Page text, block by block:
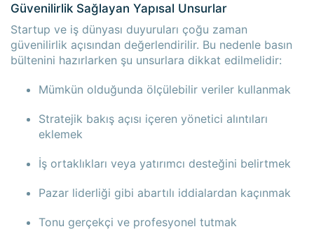
Güvenilirlik Sağlayan Yapısal Unsurlar
Startup ve iş dünyası duyuruları çoğu zaman
güvenilirlik açısından değerlendirilir. Bu nedenle basın
bültenini hazırlarken şu unsurlara dikkat edilmelidir:
Mümkün olduğunda ölçülebilir veriler kullanmak
Stratejik bakış açısı içeren yönetici alıntıları
eklemek
İş ortaklıkları veya yatırımcı desteğini belirtmek
Pazar liderliği gibi abartılı iddialardan kaçınmak
Tonu gerçekçi ve profesyonel tutmak